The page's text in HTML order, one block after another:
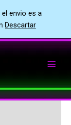
envio es a
Descartar